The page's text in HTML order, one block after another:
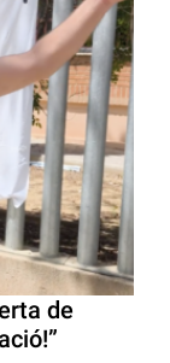
de